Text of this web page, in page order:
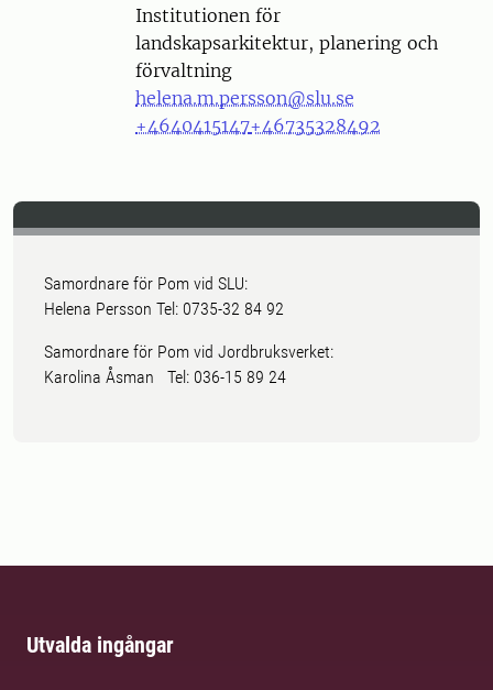
Institutionen för
landskapsarkitektur, planering och
förvaltning
helena.m.persson@slu.se
+4640415147+46735328492
Samordnare för Pom vid SLU:
Helena Persson Tel: 0735-32 84 92
Samordnare för Pom vid Jordbruksverket:
Karolina Åsman Tel: 036-15 89 24
Utvalda ingångar